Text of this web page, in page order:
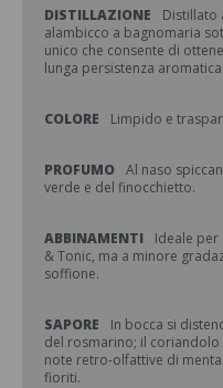
DISTILLAZIONE
Distillato
alambicco a bagnomaria
unico che consente di
lunga persistenza aromatica.
COLORE Limpido e
PROFUMO Al naso
verde e del finocchietto.
ABBINAMENTI
Ideale per
& Tonic, ma a minore
soffione.
SAPORE
In bocca si
del rosmarino; il
note retro-olfattive di
fioriti.